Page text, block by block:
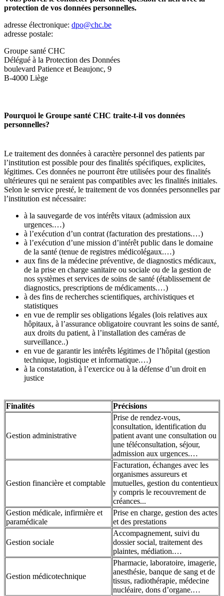
protection de vos données personnelles.
adresse électronique: dpo@chc.be
adresse postale:
Groupe santé CHC
Délégué à la Protection des Données
boulevard Patience et Beaujonc, 9
B-4000 Liège
Pourquoi le Groupe santé CHC traite-t-il vos données
personnelles?
Le traitement des données à caractère personnel des patients par
l’institution est possible pour des finalités spécifiques, explicites,
légitimes. Ces données ne pourront être utilisées pour des finalités
ultérieures qui ne seraient pas compatibles avec les finalités initiales.
Selon le service presté, le traitement de vos données personnelles par
l’institution est nécessaire:
à la sauvegarde de vos intérêts vitaux (admission aux
urgences.…)
à l’exécution d’un contrat (facturation des prestations.…)
à l’exécution d’une mission d’intérêt public dans le domaine
de la santé (tenue de registres médicolégaux.…)
aux fins de la médecine préventive, de diagnostics médicaux,
de la prise en charge sanitaire ou sociale ou de la gestion de
nos systèmes et services de soins de santé (établissement de
diagnostics, prescriptions de médicaments.…)
à des fins de recherches scientifiques, archivistiques et
statistiques
en vue de remplir ses obligations légales (lois relatives aux
hôpitaux, à l’assurance obligatoire couvrant les soins de santé,
aux droits du patient, à l’installation des caméras de
surveillance..)
en vue de garantir les intérêts légitimes de l’hôpital (gestion
technique, logistique et informatique.…)
à la constatation, à l’exercice ou à la défense d’un droit en
justice
Finalités Précisions
Gestion administrative
Prise de rendez-vous,
consultation, identification du
patient avant une consultation ou
une téléconsultation, séjour,
admission aux urgences.…
Gestion financière et comptable
Facturation, échanges avec les
organismes assureurs et
mutuelles, gestion du contentieux
y compris le recouvrement de
créances...
Gestion médicale, infirmière et
paramédicale
Prise en charge, gestion des actes
et des prestations
Gestion sociale
Accompagnement, suivi du
dossier social, traitement des
plaintes, médiation.…
Gestion médicotechnique
Pharmacie, laboratoire, imagerie,
anesthésie, banque de sang et de
tissus, radiothérapie, médecine
nucléaire, dons d’organe.…